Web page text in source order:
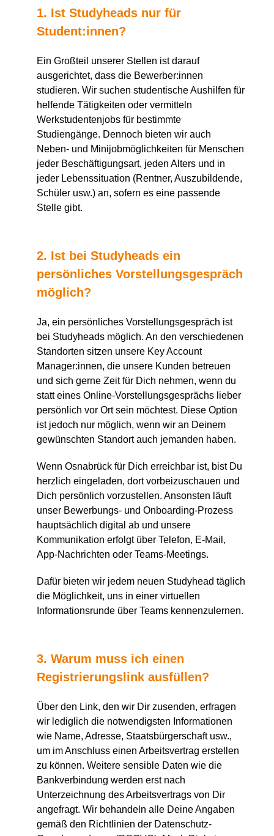
1. Ist Studyheads nur für
Student:innen?
Ein Großteil unserer Stellen ist darauf
ausgerichtet, dass die Bewerber:innen
studieren. Wir suchen studentische Aushilfen für
helfende Tätigkeiten oder vermitteln
Werkstudentenjobs für bestimmte
Studiengänge. Dennoch bieten wir auch
Neben- und Minijobmöglichkeiten für Menschen
jeder Beschäftigungsart, jeden Alters und in
jeder Lebenssituation (Rentner, Auszubildende,
Schüler usw.) an, sofern es eine passende
Stelle gibt.
2. Ist bei Studyheads ein
persönliches Vorstellungsgespräch
möglich?
Ja, ein persönliches Vorstellungsgespräch ist
bei Studyheads möglich. An den verschiedenen
Standorten sitzen unsere Key Account
Manager:innen, die unsere Kunden betreuen
und sich gerne Zeit für Dich nehmen, wenn du
statt eines Online-Vorstellungsgesprächs lieber
persönlich vor Ort sein möchtest. Diese Option
ist jedoch nur möglich, wenn wir an Deinem
gewünschten Standort auch jemanden haben.
Wenn Osnabrück für Dich erreichbar ist, bist Du
herzlich eingeladen, dort vorbeizuschauen und
Dich persönlich vorzustellen. Ansonsten läuft
unser Bewerbungs- und Onboarding-Prozess
hauptsächlich digital ab und unsere
Kommunikation erfolgt über Telefon, E-Mail,
App-Nachrichten oder Teams-Meetings.
Dafür bieten wir jedem neuen Studyhead täglich
die Möglichkeit, uns in einer virtuellen
Informationsrunde über Teams kennenzulernen.
3. Warum muss ich einen
Registrierungslink ausfüllen?
Über den Link, den wir Dir zusenden, erfragen
wir lediglich die notwendigsten Informationen
wie Name, Adresse, Staatsbürgerschaft usw.,
um im Anschluss einen Arbeitsvertrag erstellen
zu können. Weitere sensible Daten wie die
Bankverbindung werden erst nach
Unterzeichnung des Arbeitsvertrags von Dir
angefragt. Wir behandeln alle Deine Angaben
gemäß den Richtlinien der Datenschutz-